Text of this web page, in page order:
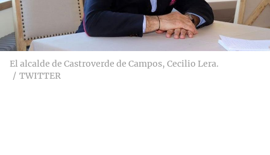
El alcalde de Castroverde de Campos, Cecilio Lera.
TWITTER